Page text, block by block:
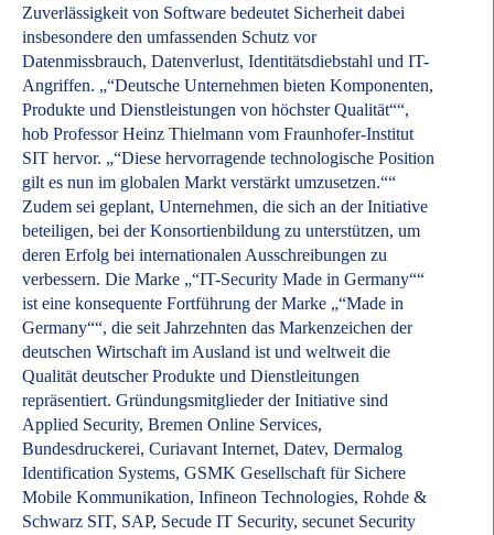
Zuverlässigkeit von Software bedeutet Sicherheit dabei
insbesondere den umfassenden Schutz vor
Datenmissbrauch, Datenverlust, Identitätsdiebstahl und IT-
Angriffen. „“Deutsche Unternehmen bieten Komponenten,
Produkte und Dienstleistungen von höchster Qualität““,
hob Professor Heinz Thielmann vom Fraunhofer-Institut
SIT hervor. „“Diese hervorragende technologische Position
gilt es nun im globalen Markt verstärkt umzusetzen.““
Zudem sei geplant, Unternehmen, die sich an der Initiative
beteiligen, bei der Konsortienbildung zu unterstützen, um
deren Erfolg bei internationalen Ausschreibungen zu
verbessern. Die Marke „“IT-Security Made in Germany““
ist eine konsequente Fortführung der Marke „“Made in
Germany““, die seit Jahrzehnten das Markenzeichen der
deutschen Wirtschaft im Ausland ist und weltweit die
Qualität deutscher Produkte und Dienstleitungen
repräsentiert. Gründungsmitglieder der Initiative sind
Applied Security, Bremen Online Services,
Bundesdruckerei, Curiavant Internet, Datev, Dermalog
Identification Systems, GSMK Gesellschaft für Sichere
Mobile Kommunikation, Infineon Technologies, Rohde &
Schwarz SIT, SAP, Secude IT Security, secunet Security